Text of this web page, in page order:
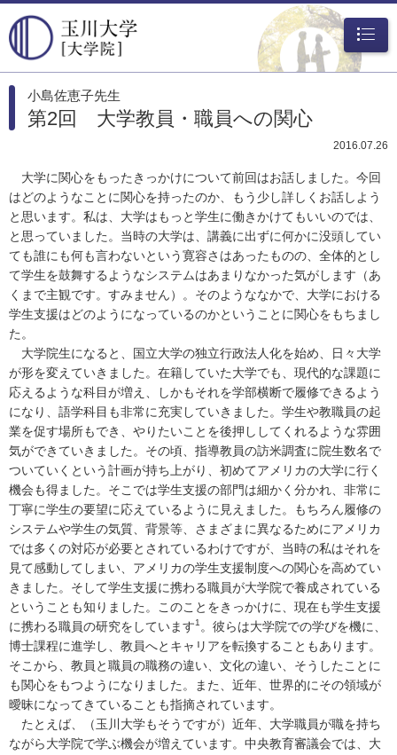
メニュ
ー
小島佐恵子先生
第2回 大学教員・職員への関心
2016.07.26
大学に関心をもったきっかけについて前回はお話しました。今回
はどのようなことに関心を持ったのか、もう少し詳しくお話しよう
と思います。私は、大学はもっと学生に働きかけてもいいのでは、
と思っていました。当時の大学は、講義に出ずに何かに没頭してい
ても誰にも何も言わないという寛容さはあったものの、全体的とし
て学生を鼓舞するようなシステムはあまりなかった気がします（あ
くまで主観です。すみません）。そのようななかで、大学における
学生支援はどのようになっているのかということに関心をもちまし
た。
大学院生になると、国立大学の独立行政法人化を始め、日々大学
が形を変えていきました。在籍していた大学でも、現代的な課題に
応えるような科目が増え、しかもそれを学部横断で履修できるよう
になり、語学科目も非常に充実していきました。学生や教職員の起
業を促す場所もでき、やりたいことを後押ししてくれるような雰囲
気ができていきました。その頃、指導教員の訪米調査に院生数名で
ついていくという計画が持ち上がり、初めてアメリカの大学に行く
機会も得ました。そこでは学生支援の部門は細かく分かれ、非常に
丁寧に学生の要望に応えているように見えました。もちろん履修の
システムや学生の気質、背景等、さまざまに異なるためにアメリカ
では多くの対応が必要とされているわけですが、当時の私はそれを
見て感動してしまい、アメリカの学生支援制度への関心を高めてい
きました。そして学生支援に携わる職員が大学院で養成されている
ということも知りました。このことをきっかけに、現在も学生支援
に携わる職員の研究をしています1 。彼らは大学院での学びを機に、
博士課程に進学し、教員へとキャリアを転換することもあります。
そこから、教員と職員の職務の違い、文化の違い、そうしたことに
も関心をもつようになりました。また、近年、世界的にその領域が
曖昧になってきていることも指摘されています。
たとえば、（玉川大学もそうですが）近年、大学職員が職を持ち
ながら大学院で学ぶ機会が増えています。中央教育審議会では、大